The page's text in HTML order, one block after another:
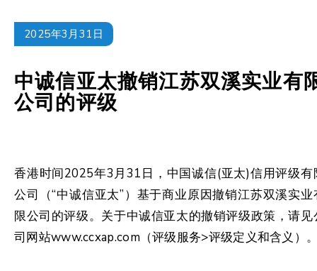
2025年3月31日
中诚信亚太撤销江苏双溪实业有
公司的评级
香港时间2025年3月31日，中国诚信(亚太)信用评级有
公司（“中诚信亚太”）基于商业原因撤销江苏双溪实业
限公司的评级。关于中诚信亚太的撤销评级政策，请见
司网站www.ccxap.com（评级服务>评级定义和含义）